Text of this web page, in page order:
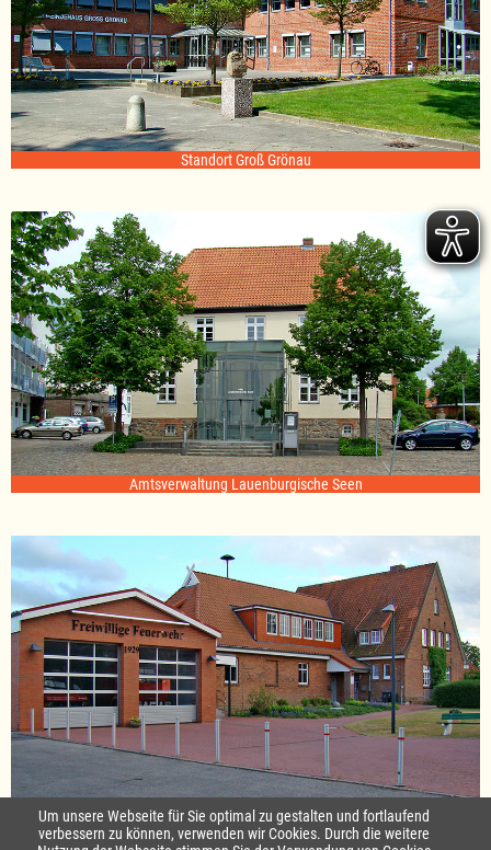
Standort Groß Grönau
Amtsverwaltung Lauenburgische Seen
Standort Sterley
Um unsere Webseite für Sie optimal zu gestalten und fortlaufend
verbessern zu können, verwenden wir Cookies. Durch die weitere